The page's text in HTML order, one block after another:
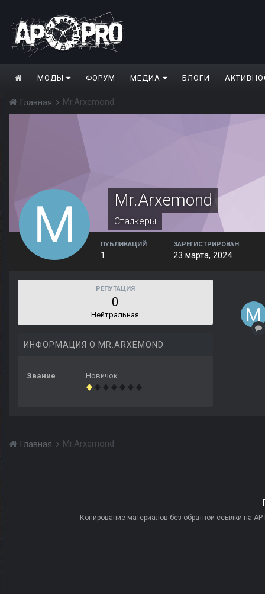
МОДЫ ФОРУМ МЕДИА БЛОГИ
Главная Mr.Arxemond
Mr.Arxemond
Сталкеры
ПУБЛИКАЦИЙ
1
ЗАРЕГИСТРИРОВАН
23 марта, 2024
РЕПУТАЦИЯ
0
Нейтральная
ИНФОРМАЦИЯ О MR.ARXEMOND
Звание Новичок
Главная Mr.Arxemond
Копирование материалов без обратной ссылки на